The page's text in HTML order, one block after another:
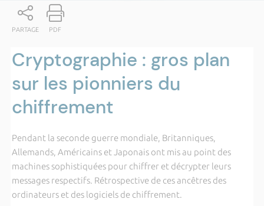
PARTAGE PDF
Cryptographie : gros plan
sur les pionniers du
chiffrement
Pendant la seconde guerre mondiale, Britanniques,
Allemands, Américains et Japonais ont mis au point des
machines sophistiquées pour chiffrer et décrypter leurs
messages respectifs. Rétrospective de ces ancêtres des
ordinateurs et des logiciels de chiffrement.